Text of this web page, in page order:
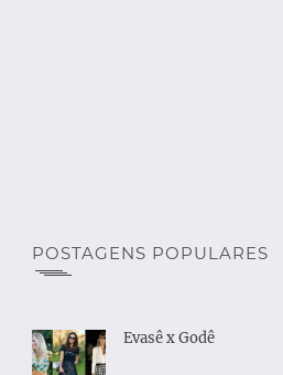
POSTAGENS POPULARES
Evasê x Godê